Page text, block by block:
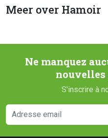
Meer over Hamoir
Ne manquez
nouvelles
S'inscrire à